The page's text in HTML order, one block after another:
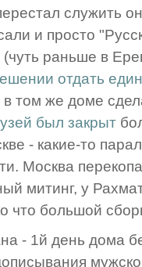
служить
и просто
(чуть раньше в
отдать
в том же доме
был закрыт
- какие-то
Москва
митинг, у
что большой
- 1й день дома